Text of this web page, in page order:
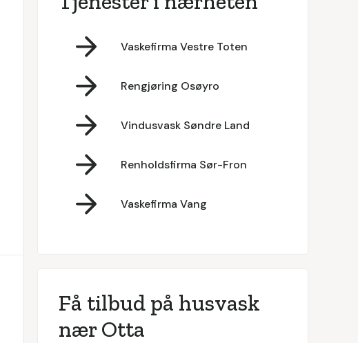
Vaskefirma Vestre Toten
Rengjøring Osøyro
Vindusvask Søndre Land
Renholdsfirma Sør-Fron
Vaskefirma Vang
Få tilbud på husvask
nær Otta